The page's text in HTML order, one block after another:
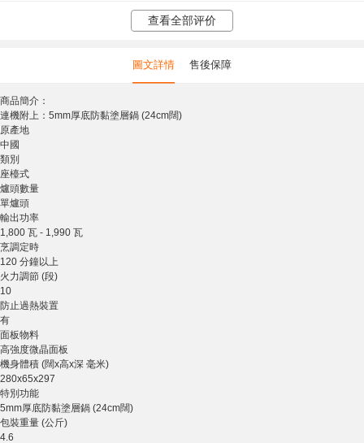
查看全部评价
圖文詳情 售後保障
商品簡介：
連機附上：5mm厚底防黏塗層鍋 (24cm闊)
原產地
中國
類別
座檯式
爐頭數量
單爐頭
輸出功率
1,800 瓦 - 1,990 瓦
烹調定時
120 分鐘以上
火力調節 (段)
10
防止過熱裝置
有
面板物料
高強度微晶面板
機身體積 (闊x高x深 毫米)
280x65x297
特別功能
5mm厚底防黏塗層鍋 (24cm闊)
包裝重量 (公斤)
4.6